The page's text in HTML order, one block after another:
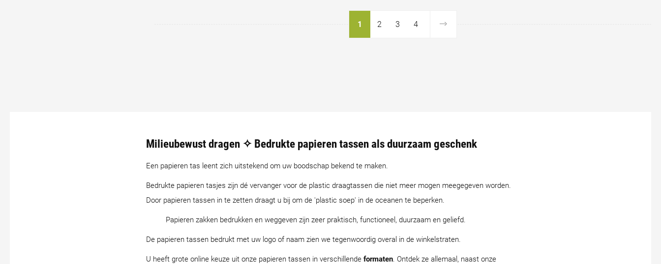
1 2 3 4
Milieubewust dragen ✧ Bedrukte papieren tassen als duurzaam geschenk
Een papieren tas leent zich uitstekend om uw boodschap bekend te maken.
Bedrukte papieren tasjes zijn dé vervanger voor de plastic draagtassen die niet meer mogen meegegeven worden.
Door papieren tassen in te zetten draagt u bij om de 'plastic soep' in de oceanen te beperken.
Papieren zakken bedrukken en weggeven zijn zeer praktisch, functioneel, duurzaam en geliefd.
De papieren tassen bedrukt met uw logo of naam zien we tegenwoordig overal in de winkelstraten.
U heeft grote online keuze uit onze papieren tassen in verschillende formaten. Ontdek ze allemaal, naast onze